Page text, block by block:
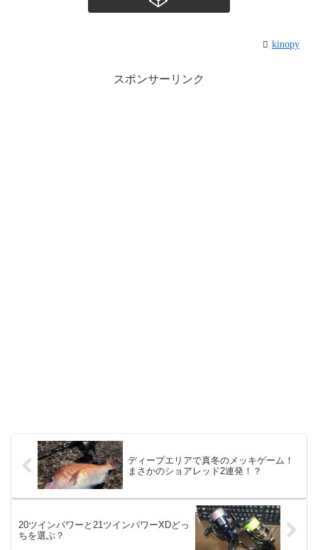
kinopy
スポンサーリンク
ディープエリアで真冬のメッキゲーム！
まさかのショアレッド2連発！？
20ツインパワーと21ツインパワーXDどっ
ちを選ぶ？